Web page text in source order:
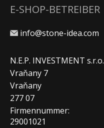
E-SHOP-BETREIBER
info@stone-idea.com
N.E.P. INVESTMENT s.r.o.
Vraňany 7
Vraňany
277 07
Firmennummer:
29001021